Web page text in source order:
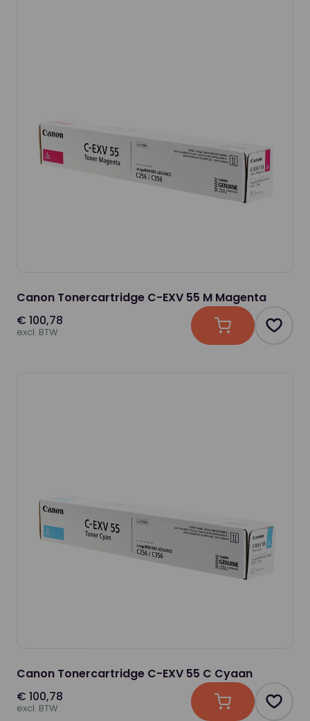
Canon Tonercartridge C-EXV 55 M Magenta
€ 100,78
excl. BTW In winkelwagen
Canon Tonercartridge C-EXV 55 C Cyaan
€ 100,78
excl. BTW In winkelwagen